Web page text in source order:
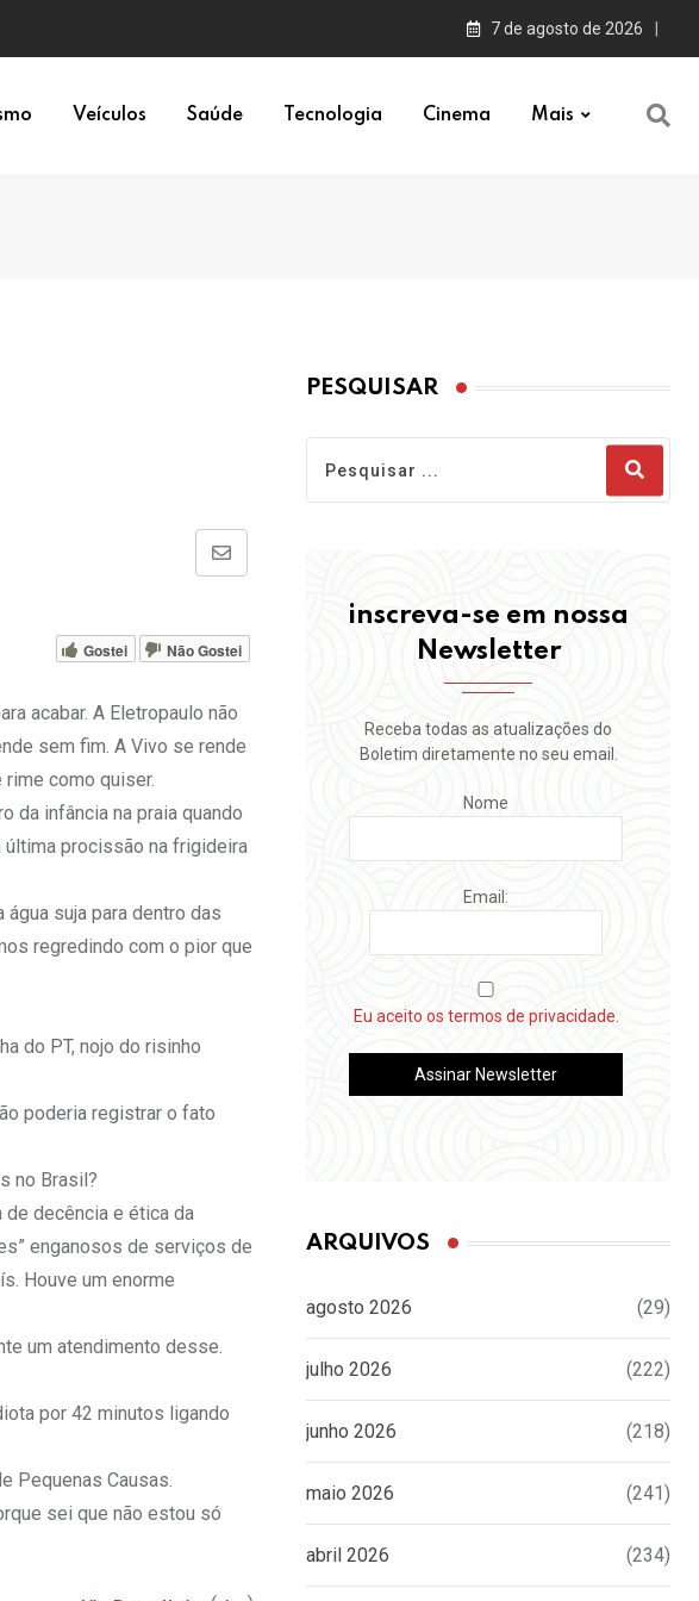
7 de agosto de 2026
Veículos Saúde Tecnologia Cinema Mais
Share
Email
Gostei Não Gostei
acabar. A Eletropaulo não
sem fim. A Vivo se rende
como quiser.
da infância na praia quando
última procissão na frigideira
suja para dentro das
regredindo com o pior que
do PT, nojo do risinho
poderia registrar o fato
no Brasil?
decência e ética da
enganosos de serviços de
Houve um enorme
um atendimento desse.
por 42 minutos ligando
Pequenas Causas.
sei que não estou só
PESQUISAR
inscreva-se em nossa
Newsletter
Receba todas as atualizações do
Boletim diretamente no seu email.
Nome
Email:
Eu aceito os termos de privacidade.
ARQUIVOS
agosto 2026 (29)
julho 2026 (222)
junho 2026 (218)
maio 2026 (241)
abril 2026 (234)